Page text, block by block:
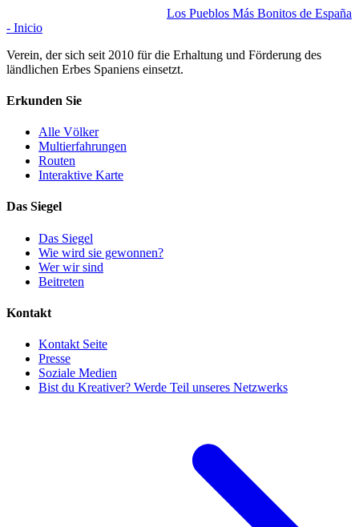
Los Pueblos Más Bonitos de España
- Inicio
Verein, der sich seit 2010 für die Erhaltung und Förderung des
ländlichen Erbes Spaniens einsetzt.
Erkunden Sie
Alle Völker
Multierfahrungen
Routen
Interaktive Karte
Das Siegel
Das Siegel
Wie wird sie gewonnen?
Wer wir sind
Beitreten
Kontakt
Kontakt Seite
Presse
Soziale Medien
Bist du Kreativer? Werde Teil unseres Netzwerks